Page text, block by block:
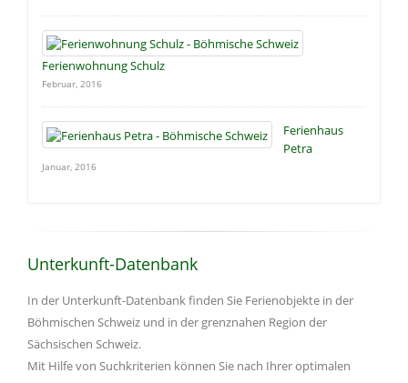
Ferienwohnung Schulz
Februar, 2016
Ferienhaus
Petra
Januar, 2016
Unterkunft-Datenbank
In der Unterkunft-Datenbank finden Sie Ferienobjekte in der
Böhmischen Schweiz und in der grenznahen Region der
Sächsischen Schweiz.
Mit Hilfe von Suchkriterien können Sie nach Ihrer optimalen